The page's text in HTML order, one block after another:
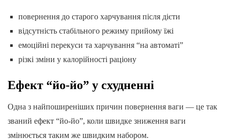
повернення до старого харчування після дієти
відсутність стабільного режиму прийому їжі
емоційні перекуси та харчування “на автоматі”
різкі зміни у калорійності раціону
Ефект “йо-йо” у схудненні
Одна з найпоширеніших причин повернення ваги — це так
званий ефект “йо-йо”, коли швидке зниження ваги
змінюється таким же швидким набором.